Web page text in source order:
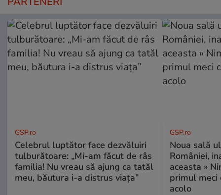
GSP.ro
Celebrul luptător face dezvăluiri
tulburătoare: „Mi-am făcut de râs
familia! Nu vreau să ajung ca tatăl
meu, băutura i-a distrus viața”
GSP.ro
Noua sală
României,
aceasta »
primul meci
acolo